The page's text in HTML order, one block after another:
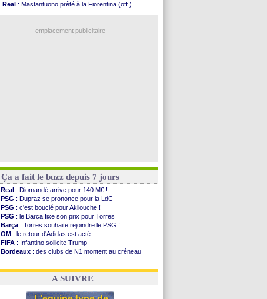
Real : Mastantuono prêté à la Fiorentina (off.)
: Tomiyasu a convaincu (officiel)
emplacement publicitaire
Ça a fait le buzz depuis 7 jours
Real : Diomandé arrive pour 140 M€ !
PSG : Dupraz se prononce pour la LdC
PSG : c'est bouclé pour Akliouche !
PSG : le Barça fixe son prix pour Torres
Barça : Torres souhaite rejoindre le PSG !
OM : le retour d'Adidas est acté
FIFA : Infantino sollicite Trump
Bordeaux : des clubs de N1 montent au créneau
Real: le démenti de Leipzig pour Diomandé
A SUIVRE